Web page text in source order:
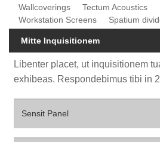
Wallcoverings
Tectum Acoustics
Workstation Screens
Spatium
Mitte Inquisitionem
Libenter placet, ut inquisitionem
exhibeas. Respondebimus tibi in